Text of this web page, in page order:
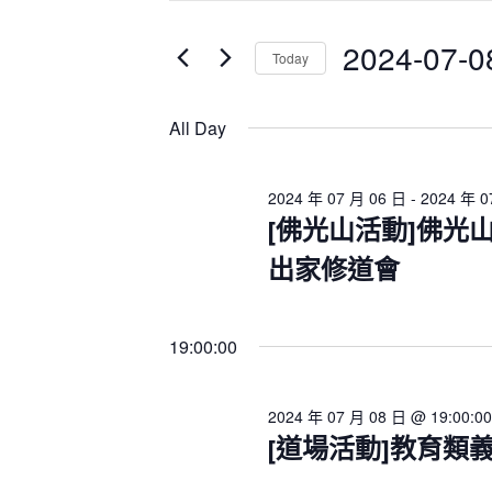
07
08
s
a
e
y
a
Today 2024-07-
c
t
d
a
.
All Day
[佛光山活動]佛光
出家修道會
2024 年 07 月 06 日 - 2024 年
19:00:00
[道場活動]教育類
2024 年 07 月 08 日 @ 19:00:00